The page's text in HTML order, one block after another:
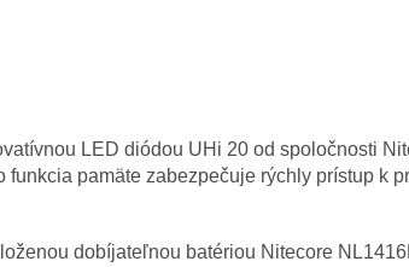
LED diódou UHi 20 od spoločnosti
pamäte zabezpečuje rýchly prístup k
dobíjateľnou batériou Nitecore